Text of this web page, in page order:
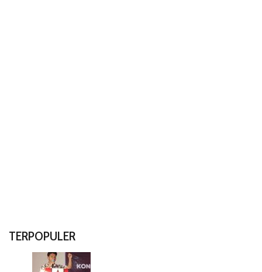
TERPOPULER